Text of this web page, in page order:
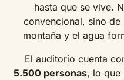
hasta que se vive.
convencional, sino
montaña y el agua
El auditorio cuenta
5.500 personas, lo que